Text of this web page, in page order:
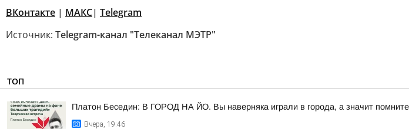
ВКонтакте | MAКС| Telegram
Источник: Telegram-канал "Телеканал МЭТР"
ТОП
Платон Беседин: В ГОРОД НА ЙО. Вы наверняка играли в города, а значит
Вчера, 19:46